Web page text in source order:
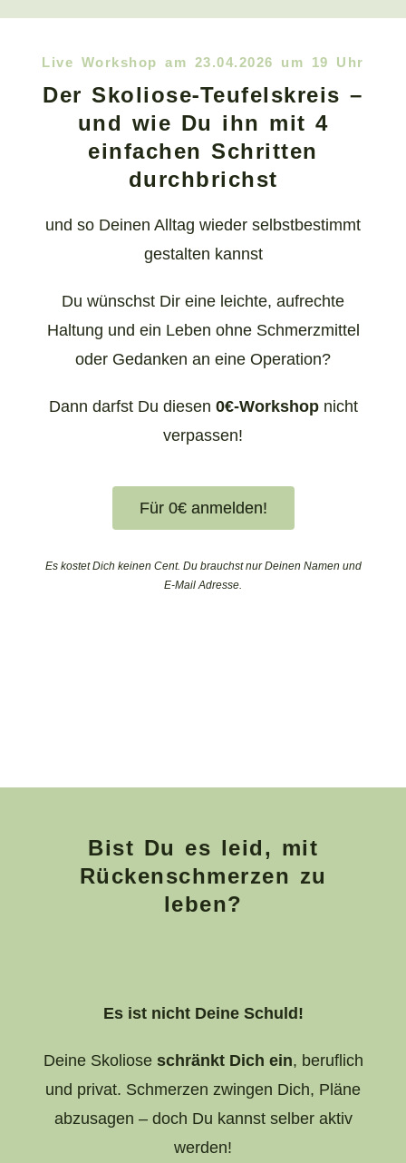
Live Workshop am 23.04.2026 um 19 Uhr
Der Skoliose-Teufelskreis –
und wie Du ihn mit 4
einfachen Schritten
durchbrichst
und so Deinen Alltag wieder selbstbestimmt
gestalten kannst
Du wünschst Dir eine leichte, aufrechte
Haltung und ein Leben ohne Schmerzmittel
oder Gedanken an eine Operation?
Dann darfst Du diesen 0€-Workshopnicht
verpassen!
Für 0€ anmelden!
Es kostet Dich keinen Cent. Du brauchst nur Deinen Namen und
E-Mail Adresse.
Bist Du es leid, mit
Rückenschmerzen zu
leben?
Es ist nicht Deine Schuld!
Deine Skoliose schränkt Dich ein, beruflich
und privat. Schmerzen zwingen Dich, Pläne
abzusagen – doch Du kannst selber aktiv
werden!